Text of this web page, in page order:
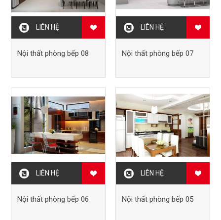
LIÊN HỆ
Nội thất phòng bếp 08
LIÊN HỆ
Nội thất phòng bếp 07
LIÊN HỆ
Nội thất phòng bếp 06
LIÊN HỆ
Nội thất phòng bếp 05